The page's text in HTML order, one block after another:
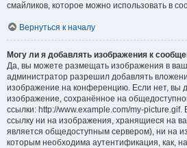
смайликов, которое можно использовать в
Вернуться к началу
Могу ли я добавлять изображения к
Да, вы можете размещать изображения в
администратор разрешил добавлять
изображение на конференцию. Если нет, вы
изображение, сохранённое на
ссылки: http://www.example.com/my-
ссылку ни на изображения, хранящиеся на
является общедоступным сервером), ни на
которым необходима аутентификация, как,